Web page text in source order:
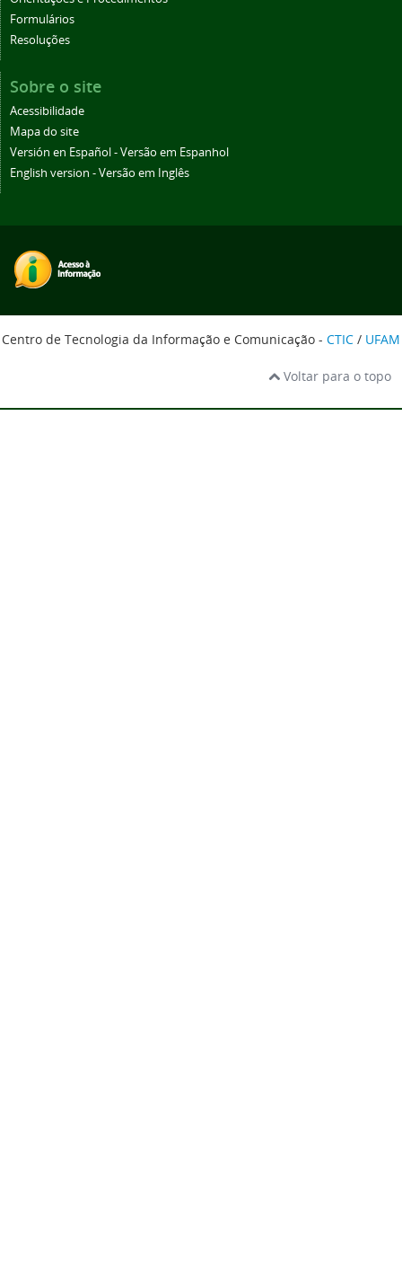
Formulários
Resoluções
Sobre o site
Acessibilidade
Mapa do site
Versión en Español - Versão em Espanhol
English version - Versão em Inglês
Centro de Tecnologia da Informação e Comunicação - CTIC / UFAM
Voltar para o topo